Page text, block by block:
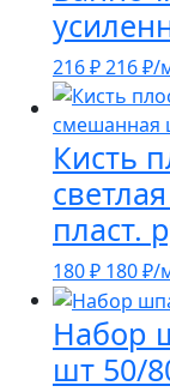
216₽216₽/
Кисть
пласт.
180₽ 180₽/
Набор
шт 50/